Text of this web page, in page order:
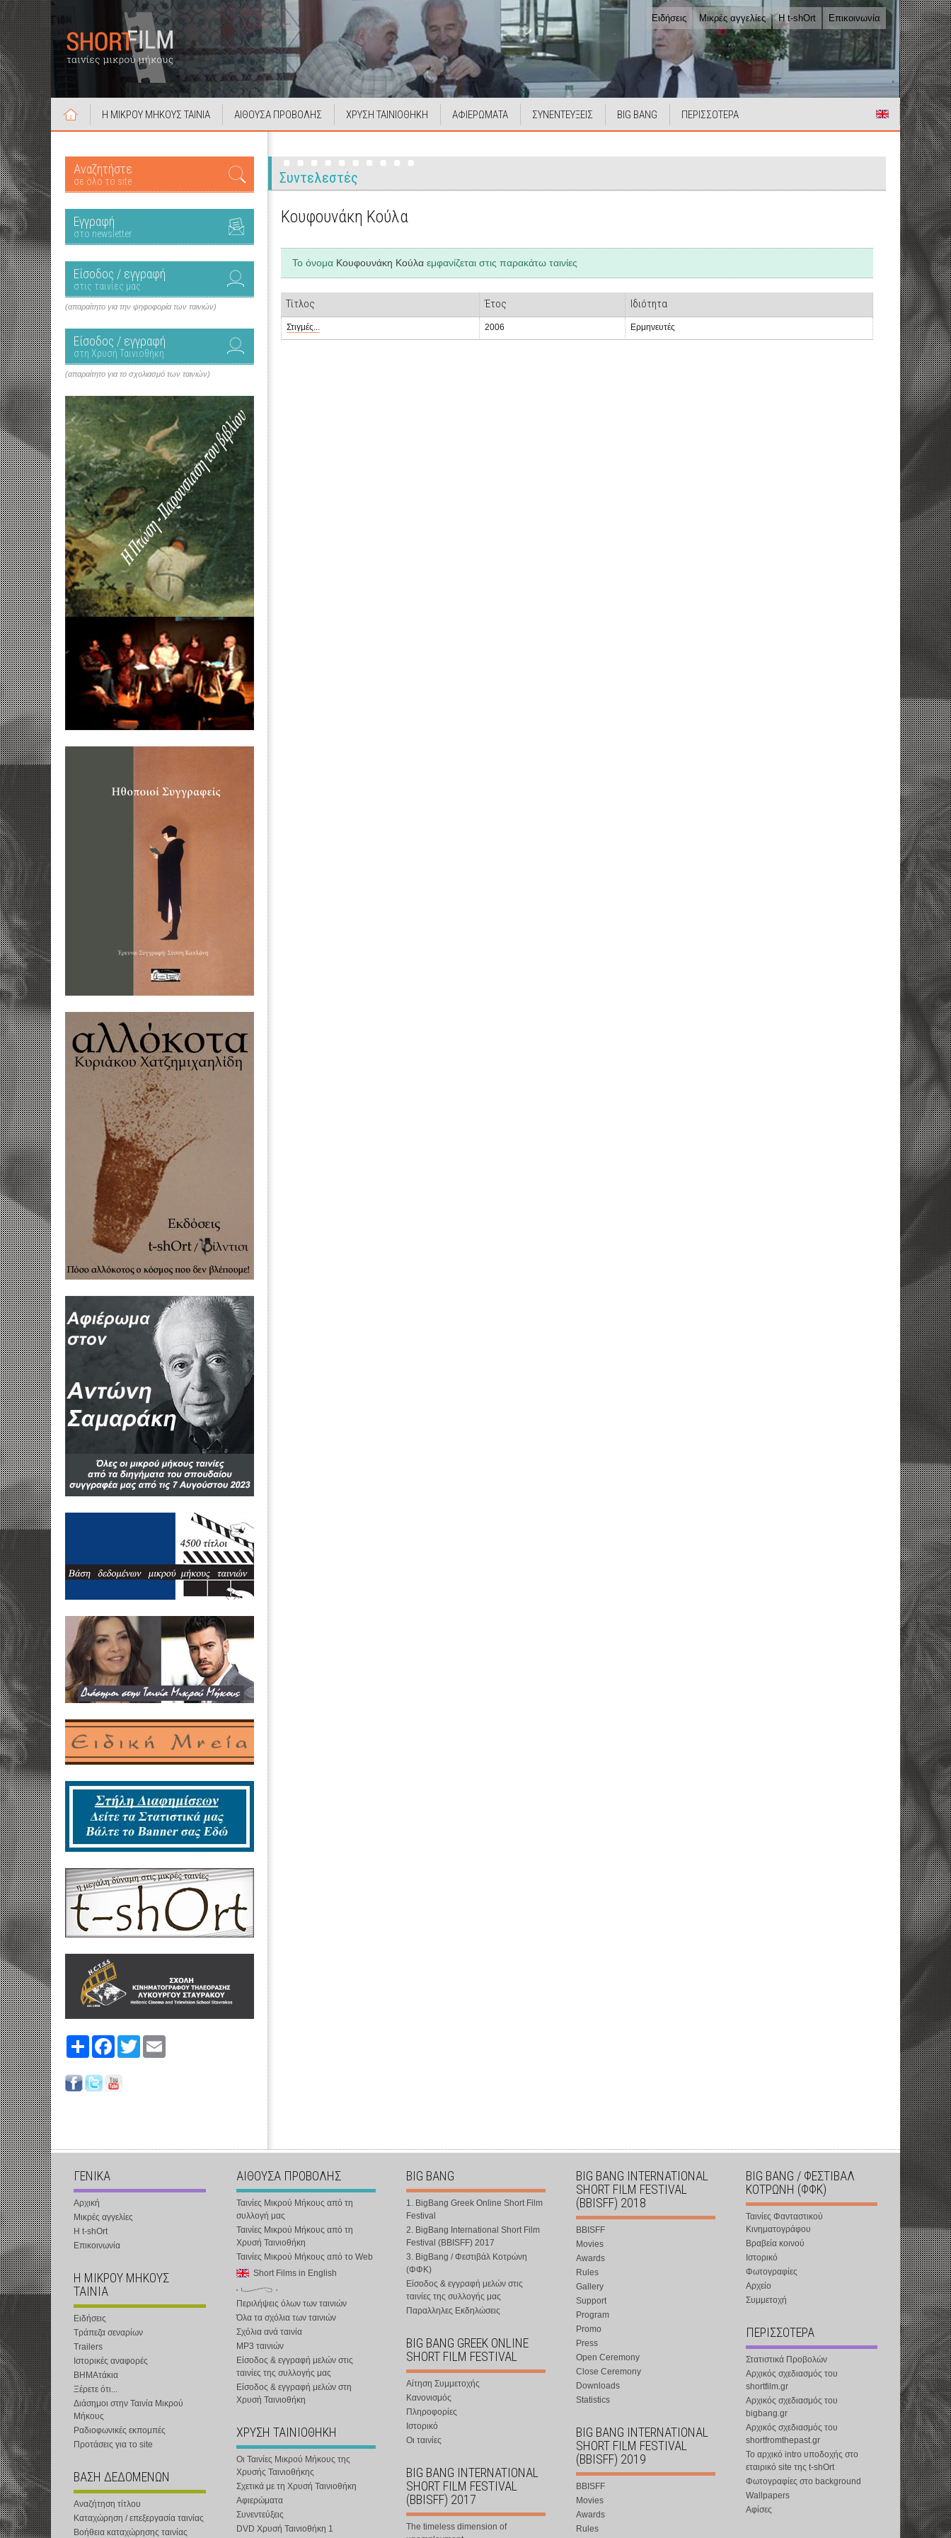
Ειδήσεις Μικρές αγγελίες Η t-shOrt Επικοινωνία
Η ΜΙΚΡΟΥ ΜΗΚΟΥΣ ΤΑΙΝΙΑ ΑΙΘΟΥΣΑ ΠΡΟΒΟΛΗΣ ΧΡΥΣΗ ΤΑΙΝΙΟΘΗΚΗ ΑΦΙΕΡΩΜΑΤΑ ΣΥΝΕΝΤΕΥΞΕΙΣ BIG BANG ΠΕΡΙΣΣΟΤΕΡΑ
Αναζητήστε
σε όλο το site
Εγγραφή
στο newsletter
Είσοδος / εγγραφή
στις ταινίες μας
(απαραίτητο για την ψηφοφορία των ταινιών)
Είσοδος / εγγραφή
στη Χρυσή Ταινιοθήκη
(απαραίτητο για το σχολιασμό των ταινιών)
Share FacebookTwitter
Συντελεστές
Κουφουνάκη Κούλα
Το όνομα Κουφουνάκη Κούλα εμφανίζεται στις παρακάτω ταινίες
Τίτλος Έτος Ιδιότητα
Στιγμές... 2006 Ερμηνευτές
ΓΕΝΙΚΑ
Αρχική
Μικρές αγγελίες
Η t-shOrt
Επικοινωνία
Η ΜΙΚΡΟΥ ΜΗΚΟΥΣ
ΤΑΙΝΙΑ
Ειδήσεις
Τράπεζα σεναρίων
Trailers
Ιστορικές αναφορές
ΒΗΜΑτάκια
Ξέρετε ότι...
Διάσημοι στην Ταινία Μικρού
Μήκους
Ραδιοφωνικές εκπομπές
Προτάσεις για το site
ΒΑΣΗ ΔΕΔΟΜΕΝΩΝ
Αναζήτηση τίτλου
Καταχώρηση / επεξεργασία ταινίας
Βοήθεια καταχώρησης ταινίας
ΑΙΘΟΥΣΑ ΠΡΟΒΟΛΗΣ
Ταινίες Μικρού Μήκους από τη
συλλογή μας
Ταινίες Μικρού Μήκους από τη
Χρυσή Ταινιοθήκη
Ταινίες Μικρού Μήκους από το Web
Short Films in English
Περιλήψεις όλων των ταινιών
Όλα τα σχόλια των ταινιών
Σχόλια ανά ταινία
MP3 ταινιών
Είσοδος & εγγραφή μελών στις
ταινίες της συλλογής μας
Είσοδος & εγγραφή μελών στη
Χρυσή Ταινιοθήκη
ΧΡΥΣΗ ΤΑΙΝΙΟΘΗΚΗ
Οι Ταινίες Μικρού Μήκους της
Χρυσής Ταινιοθήκης
Σχετικά με τη Χρυσή Ταινιοθήκη
Αφιερώματα
Συνεντεύξεις
DVD Χρυσή Ταινιοθήκη 1
BIG BANG
1. BigBang Greek Online Short Film
Festival
2. BigBang International Short Film
Festival (BBISFF) 2017
3. BigBang / Φεστιβάλ Κοτρώνη
(ΦΦΚ)
Είσοδος & εγγραφή μελών στις
ταινίες της συλλογής μας
Παραλληλες Εκδηλώσεις
BIG BANG GREEK ONLINE
SHORT FILM FESTIVAL
Αίτηση Συμμετοχής
Κανονισμός
Πληροφορίες
Ιστορικό
Οι ταινίες
BIG BANG INTERNATIONAL
SHORT FILM FESTIVAL
(BBISFF) 2017
The timeless dimension of
BIG BANG INTERNATIONAL
SHORT FILM FESTIVAL
(BBISFF) 2018
BBISFF
Movies
Awards
Rules
Gallery
Support
Program
Promo
Press
Open Ceremony
Close Ceremony
Downloads
Statistics
BIG BANG INTERNATIONAL
SHORT FILM FESTIVAL
(BBISFF) 2019
BBISFF
Movies
Awards
Rules
BIG BANG / ΦΕΣΤΙΒΑΛ
ΚΟΤΡΩΝΗ (ΦΦΚ)
Ταινίες Φανταστικού
Κινηματογράφου
Βραβεία κοινού
Ιστορικό
Φωτογραφίες
Αρχείο
Συμμετοχή
ΠΕΡΙΣΣΟΤΕΡΑ
Στατιστικά Προβολών
Αρχικός σχεδιασμός του
shortfilm.gr
Αρχικός σχεδιασμός του
bigbang.gr
Αρχικός σχεδιασμός του
shortfromthepast.gr
Το αρχικό intro υποδοχής στο
εταιρικό site της t-shOrt
Φωτογραφίες στο background
Wallpapers
Αφίσες